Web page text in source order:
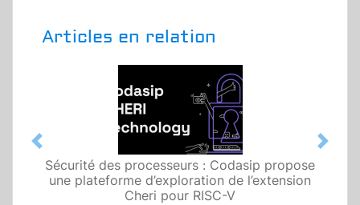
Articles en relation
Sécurité des processeurs : Codasip propose
une plateforme d’exploration de l’extension
Cheri pour RISC-V
Previous Next